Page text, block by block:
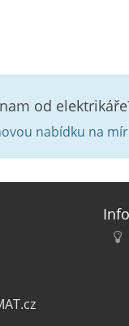
od
nabídku na